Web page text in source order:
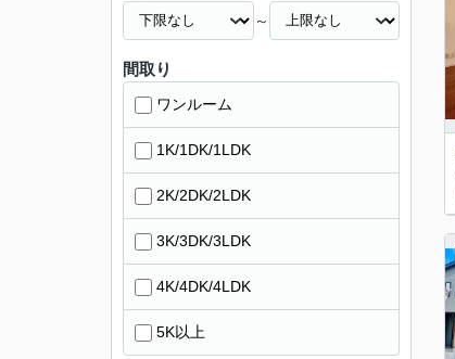
～
間取り
ワンルーム
1K/1DK/1LDK
2K/2DK/2LDK
3K/3DK/3LDK
4K/4DK/4LDK
5K以上